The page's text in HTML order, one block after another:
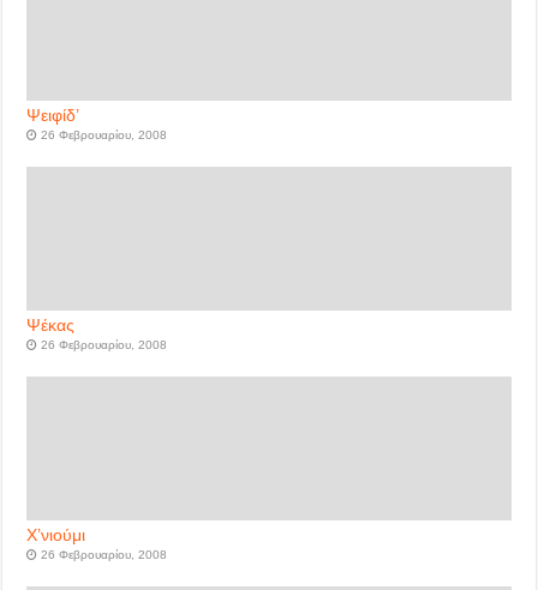
Ψειφίδ’
26 Φεβρουαρίου, 2008
Ψέκας
26 Φεβρουαρίου, 2008
Χ’νιούμι
26 Φεβρουαρίου, 2008